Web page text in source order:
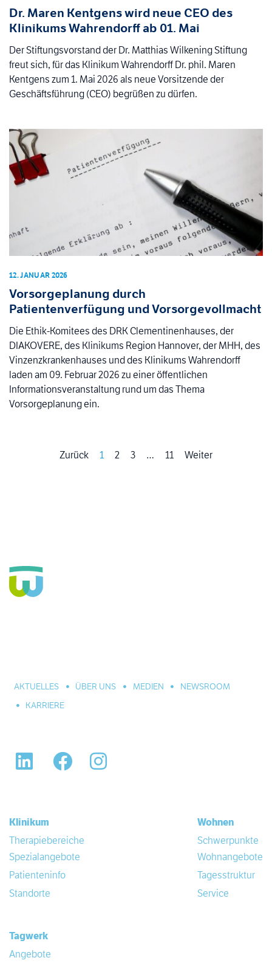
Dr. Maren Kentgens wird neue CEO des
Klinikums Wahrendorff ab 01. Mai
Der Stiftungsvorstand der Dr. Matthias Wilkening Stiftung
freut sich, für das Klinikum Wahrendorff Dr. phil. Maren
Kentgens zum 1. Mai 2026 als neue Vorsitzende der
Geschäftsführung (CEO) begrüßen zu dürfen.
Vorsorgeplanung durch
Patientenverfügung und Vorsorgevollmacht
12. JANUAR 2026
Die Ethik-Komitees des DRK Clementinenhauses, der
DIAKOVERE, des Klinikums Region Hannover, der MHH, des
Vinzenzkrankenhauses und des Klinikums Wahrendorff
laden am 09. Februar 2026 zu einer öffentlichen
Informationsveranstaltung rund um das Thema
Vorsorgeplanung ein.
Zurück 1 2 3 … 11 Weiter
AKTUELLES ÜBER UNS MEDIEN
NEWSROOM
KARRIERE
LinkedIn Facebook
Klinikum
Therapiebereiche
Spezialangebote
Patienteninfo
Standorte
Wohnen
Schwerpunkte
Wohnangebote
Tagesstruktur
Service
Tagwerk
Angebote